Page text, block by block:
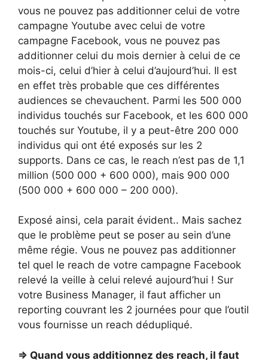
vous ne pouvez pas additionner celui de votre
campagne Youtube avec celui de votre
campagne Facebook, vous ne pouvez pas
additionner celui du mois dernier à celui de ce
mois-ci, celui d’hier à celui d’aujourd’hui. Il est
en effet très probable que ces différentes
audiences se chevauchent. Parmi les 500 000
individus touchés sur Facebook, et les 600 000
touchés sur Youtube, il y a peut-être 200 000
individus qui ont été exposés sur les 2
supports. Dans ce cas, le reach n’est pas de 1,1
million (500 000 + 600 000), mais 900 000
(500 000 + 600 000 – 200 000).
Exposé ainsi, cela parait évident.. Mais sachez
que le problème peut se poser au sein d’une
même régie. Vous ne pouvez pas additionner
tel quel le reach de votre campagne Facebook
relevé la veille à celui relevé aujourd’hui ! Sur
votre Business Manager, il faut afficher un
reporting couvrant les 2 journées pour que l’outil
vous fournisse un reach dédupliqué.
=> Quand vous additionnez des reach, il faut